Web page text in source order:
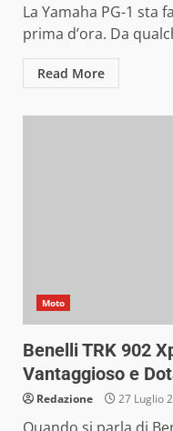
La Yamaha PG-1 sta
prima d’ora. Da
Read More
Moto
Benelli TRK 902
Vantaggioso e
Redazione 27 Luglio